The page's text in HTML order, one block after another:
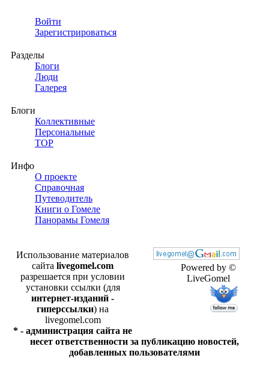
Войти
Зарегистрироваться
Разделы
Блоги
Люди
Галерея
Блоги
Коллективные
Персональные
TOP
Инфо
О проекте
Справочная
Путеводитель
Книги о Гомеле
Панорамы Гомеля
Powered by ©
LiveGomel
Использование материалов
сайта livegomel.com
разрешается при условии
установки ссылки (для
интернет-изданий -
гиперссылки) на
livegomel.com
* - администрация сайта не
несет ответственности за публикацию новостей,
добавленных пользователями